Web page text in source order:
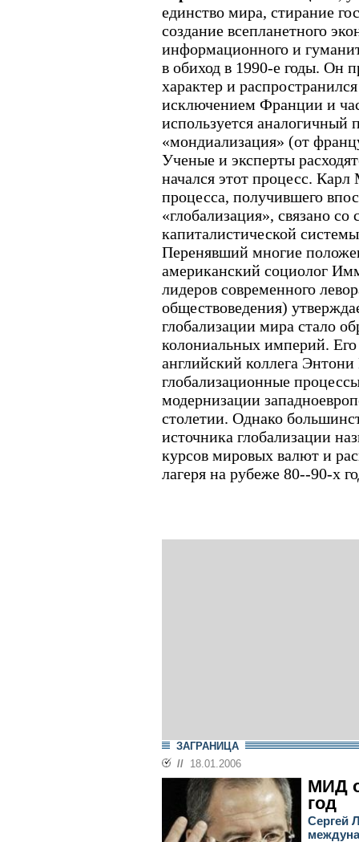
единство мира, стирание
создание всепланетного
информационного и
в обиход в 1990-е годы. Он
характер и
исключением Франции и
используется аналогичный
«мондиализация» (от
Ученые и эксперты
начался этот процесс.
процесса, получившего
«глобализация», связано
капиталистической
Перенявший многие
американский социолог
лидеров современного
обществоведения)
глобализации мира стало
колониальных империй.
английский коллега Энтони
глобализационные
модернизации
столетии. Однако
источника глобализации
курсов мировых валют и
лагеря на рубеже 80--90-х
ЗАГРАНИЦА
// 18.01.2006
МИД
год
Сергей